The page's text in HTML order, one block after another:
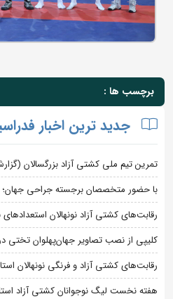
برچسب ها :
جدید ترین اخبار
تمرین تیم ملی کشتی آزاد بزرگسالان
با حضور متخصصان برجسته جراحی جهان؛
رقابت‌های کشتی آزاد نونهالان
کلیپی از نصب تصاویر جهان‌پهلوان
رقابت‌های کشتی آزاد و فرنگی نونهالان
هفته نخست لیگ نوجوانان کشتی آزاد